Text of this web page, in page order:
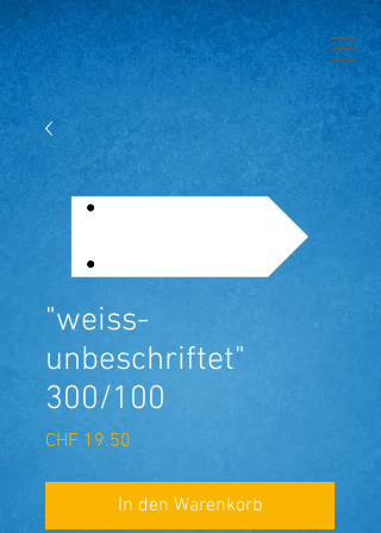
"weiss-
unbeschriftet"
300/100
CHF 19.50
In den Warenkorb